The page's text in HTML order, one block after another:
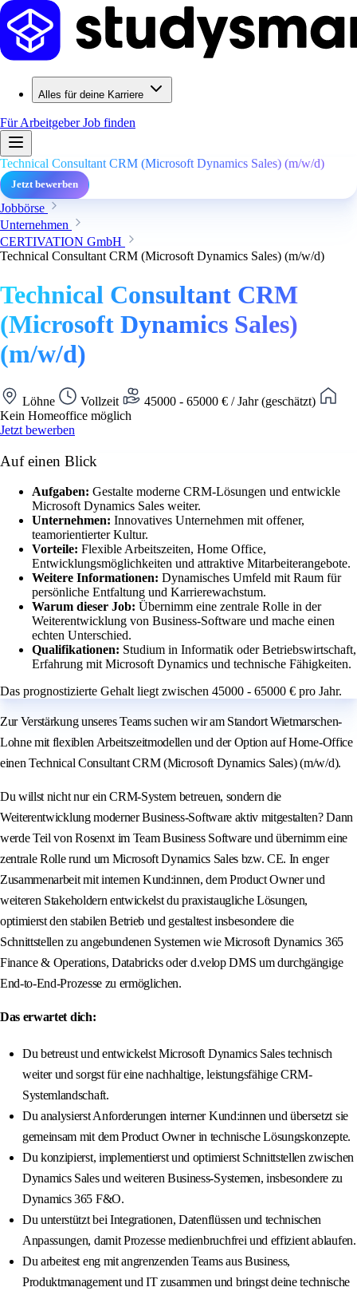
Alles für deine Karriere
Für ArbeitgeberJob finden
Technical Consultant CRM (Microsoft Dynamics Sales) (m/w/d)
Jetzt bewerben
Jobbörse
Unternehmen
CERTIVATION GmbH
Technical Consultant CRM (Microsoft Dynamics Sales) (m/w/d)
Technical Consultant CRM
(Microsoft Dynamics Sales)
(m/w/d)
Löhne Vollzeit
45000 - 65000 € / Jahr (geschätzt)
Kein Homeoffice möglich
Jetzt bewerben
Auf einen Blick
Aufgaben: Gestalte moderne CRM-Lösungen und entwickle
Microsoft Dynamics Sales weiter.
Unternehmen: Innovatives Unternehmen mit offener,
teamorientierter Kultur.
Vorteile: Flexible Arbeitszeiten, Home Office,
Entwicklungsmöglichkeiten und attraktive Mitarbeiterangebote.
Weitere Informationen: Dynamisches Umfeld mit Raum für
persönliche Entfaltung und Karrierewachstum.
Warum dieser Job: Übernimm eine zentrale Rolle in der
Weiterentwicklung von Business-Software und mache einen
echten Unterschied.
Qualifikationen: Studium in Informatik oder Betriebswirtschaft,
Erfahrung mit Microsoft Dynamics und technische Fähigkeiten.
Das prognostizierte Gehalt liegt zwischen 45000 - 65000 € pro Jahr.
Zur Verstärkung unseres Teams suchen wir am Standort Wietmarschen-
Lohne mit flexiblen Arbeitszeitmodellen und der Option auf Home-Office
einen Technical Consultant CRM (Microsoft Dynamics Sales) (m/w/d).
Du willst nicht nur ein CRM-System betreuen, sondern die
Weiterentwicklung moderner Business-Software aktiv mitgestalten? Dann
werde Teil von Rosenxt im Team Business Software und übernimm eine
zentrale Rolle rund um Microsoft Dynamics Sales bzw. CE. In enger
Zusammenarbeit mit internen Kund:innen, dem Product Owner und
weiteren Stakeholdern entwickelst du praxistaugliche Lösungen,
optimierst den stabilen Betrieb und gestaltest insbesondere die
Schnittstellen zu angebundenen Systemen wie Microsoft Dynamics 365
Finance & Operations, Databricks oder d.velop DMS um durchgängige
End-to-End-Prozesse zu ermöglichen.
Das erwartet dich:
Du betreust und entwickelst Microsoft Dynamics Sales technisch
weiter und sorgst für eine nachhaltige, leistungsfähige CRM-
Systemlandschaft.
Du analysierst Anforderungen interner Kund:innen und übersetzt sie
gemeinsam mit dem Product Owner in technische Lösungskonzepte.
Du konzipierst, implementierst und optimierst Schnittstellen zwischen
Dynamics Sales und weiteren Business-Systemen, insbesondere zu
Dynamics 365 F&O.
Du unterstützt bei Integrationen, Datenflüssen und technischen
Anpassungen, damit Prozesse medienbruchfrei und effizient ablaufen.
Du arbeitest eng mit angrenzenden Teams aus Business,
Produktmanagement und IT zusammen und bringst deine technische